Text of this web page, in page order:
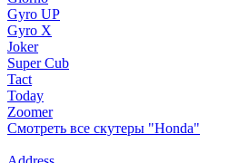
Gyro UP
Gyro X
Joker
Super Cub
Tact
Today
Zoomer
Смотреть все скутеры "Honda"